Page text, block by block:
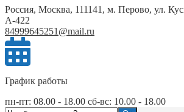
Россия, Москва, 111141, м. Перово, ул.
А-422
84999645251@mail.ru
График работы
пн-пт: 08.00 - 18.00 сб-вс: 10.00 - 18.00